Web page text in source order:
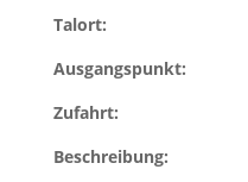
Talort:
Ausgangspunkt:
Zufahrt:
Beschreibung: